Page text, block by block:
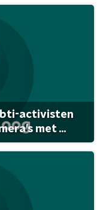
activisten
met ...